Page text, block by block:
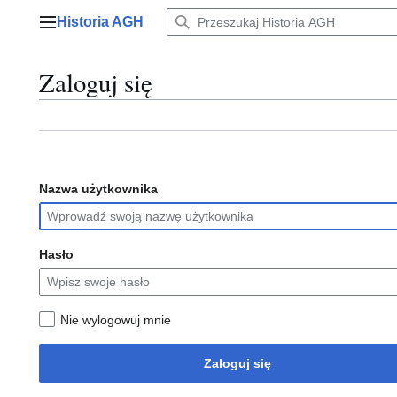
Menu główne
Historia AGH
Zaloguj się
Nazwa użytkownika
Hasło
Nie wylogowuj mnie
Zaloguj się